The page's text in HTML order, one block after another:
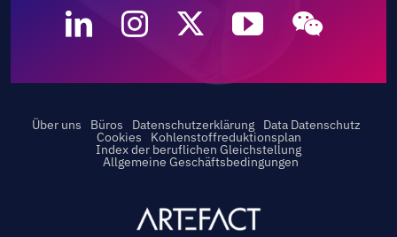
Über uns Büros Datenschutzerklärung Data Datenschutz
Cookies Kohlenstoffreduktionsplan
Index der beruflichen Gleichstellung
Allgemeine Geschäftsbedingungen